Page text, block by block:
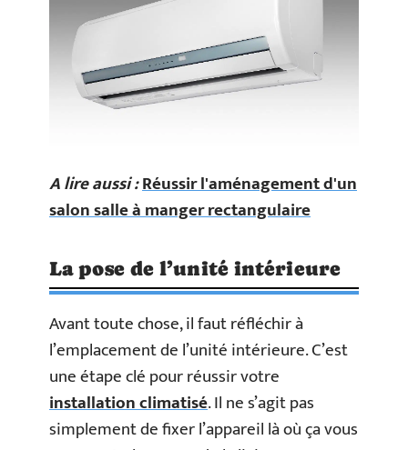
A lire aussi :Réussir l'aménagement d'un
salon salle à manger rectangulaire
La pose de l’unité intérieure
Avant toute chose, il faut réfléchir à
l’emplacement de l’unité intérieure. C’est
une étape clé pour réussir votre
installation climatisé. Il ne s’agit pas
simplement de fixer l’appareil là où ça vous